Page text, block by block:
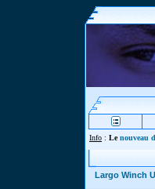
Info : Lenouveau
Largo Winch